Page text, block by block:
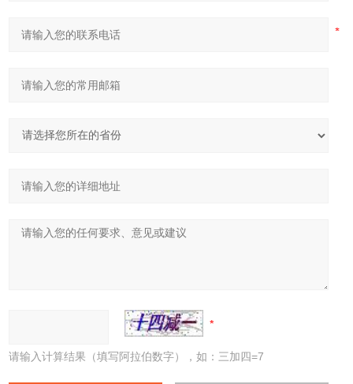
请输入计算结果（填写阿拉伯数字），如：三加四=7